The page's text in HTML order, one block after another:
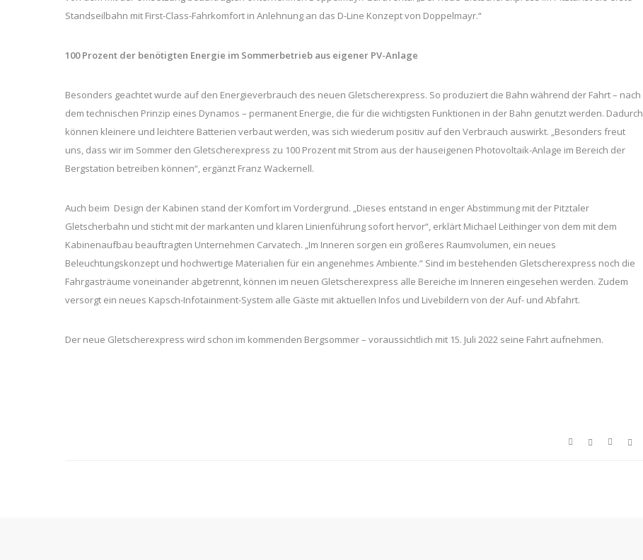
Standseilbahn mit First-Class-Fahrkomfort in Anlehnung an das D-Line Konzept von Doppelmayr.“
100 Prozent der benötigten Energie im Sommerbetrieb aus eigener PV-Anlage
Besonders geachtet wurde auf den Energieverbrauch des neuen Gletscherexpress. So produziert die Bahn während der Fahrt – nach
dem technischen Prinzip eines Dynamos – permanent Energie, die für die wichtigsten Funktionen in der Bahn genutzt werden. Dadurch
können kleinere und leichtere Batterien verbaut werden, was sich wiederum positiv auf den Verbrauch auswirkt. „Besonders freut
uns, dass wir im Sommer den Gletscherexpress zu 100 Prozent mit Strom aus der hauseigenen Photovoltaik-Anlage im Bereich der
Bergstation betreiben können“, ergänzt Franz Wackernell.
Auch beim Design der Kabinen stand der Komfort im Vordergrund. „Dieses entstand in enger Abstimmung mit der Pitztaler
Gletscherbahn und sticht mit der markanten und klaren Linienführung sofort hervor“, erklärt Michael Leithinger von dem mit dem
Kabinenaufbau beauftragten Unternehmen Carvatech. „Im Inneren sorgen ein größeres Raumvolumen, ein neues
Beleuchtungskonzept und hochwertige Materialien für ein angenehmes Ambiente.“ Sind im bestehenden Gletscherexpress noch die
Fahrgasträume voneinander abgetrennt, können im neuen Gletscherexpress alle Bereiche im Inneren eingesehen werden. Zudem
versorgt ein neues Kapsch-Infotainment-System alle Gäste mit aktuellen Infos und Livebildern von der Auf- und Abfahrt.
Der neue Gletscherexpress wird schon im kommenden Bergsommer – voraussichtlich mit 15. Juli 2022 seine Fahrt aufnehmen.